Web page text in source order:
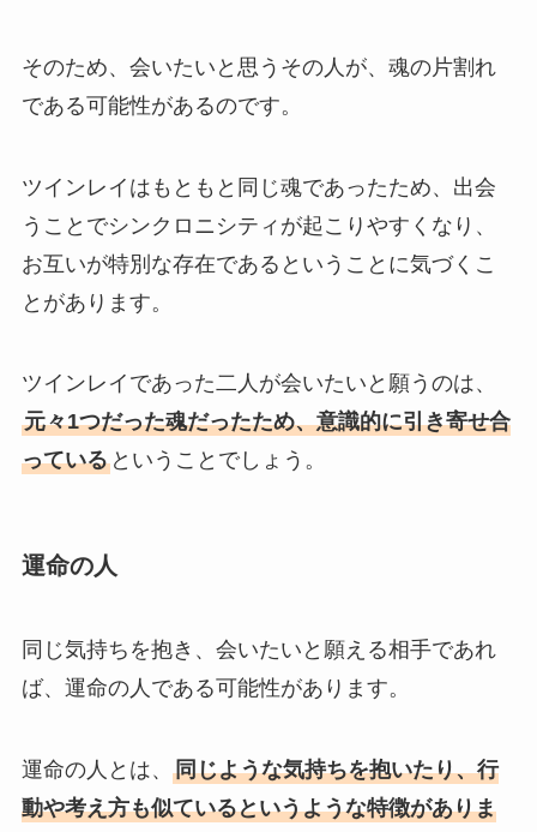
そのため、会いたいと思うその人が、魂の片割れ
である可能性があるのです。
ツインレイはもともと同じ魂であったため、出会
うことでシンクロニシティが起こりやすくなり、
お互いが特別な存在であるということに気づくこ
とがあります。
ツインレイであった二人が会いたいと願うのは、
元々1つだった魂だったため、意識的に引き寄せ合
っているということでしょう。
運命の人
同じ気持ちを抱き、会いたいと願える相手であれ
ば、運命の人である可能性があります。
運命の人とは、 同じような気持ちを抱いたり、行
動や考え方も似ているというような特徴がありま